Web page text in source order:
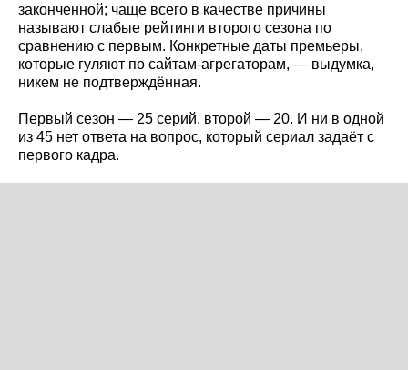
законченной; чаще всего в качестве причины
называют слабые рейтинги второго сезона по
сравнению с первым. Конкретные даты премьеры,
которые гуляют по сайтам-агрегаторам, — выдумка,
никем не подтверждённая.
Первый сезон — 25 серий, второй — 20. И ни в одной
из 45 нет ответа на вопрос, который сериал задаёт с
первого кадра.